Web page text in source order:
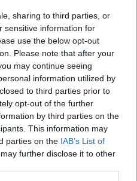
sharing to third parties, or
sensitive information for
use the below opt-out
Please note that after your
may continue seeing
information utilized by
to third parties prior to
opt-out of the further
by third parties on the
This information may
parties on the IAB’s List of
further disclose it to other
hárul a szúnyoginvázió